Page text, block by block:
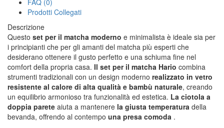
Prodotti Collegati
Descrizione
Questo set per il matcha moderno e minimalista è ideale sia per
i principianti che per gli amanti del matcha più esperti che
desiderano ottenere il gusto perfetto e una schiuma fine nel
comfort della propria casa. Il set per il matcha Hario combina
strumenti tradizionali con un design moderno realizzato in vetro
resistente al calore di alta qualità e bambù naturale, creando
un equilibrio armonioso tra funzionalità ed estetica. La ciotola a
doppia parete aiuta a mantenere la giusta temperatura della
bevanda, offrendo al contempo una presa comoda .